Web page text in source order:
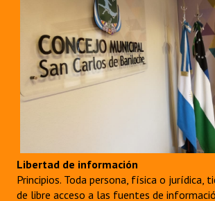
Libertad de información
Principios. Toda persona, física o jurídica,
de libre acceso a las fuentes de